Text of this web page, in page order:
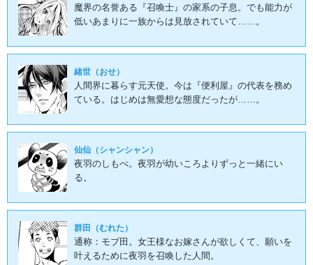
魔界の名誉ある『召喚士』の家系の子息。でも能力が
低いあまりに一族からは見放されていて……。
緒世（おせ）
人間界に暮らす元天使。今は『便利屋』の代表を務め
ている。はじめは無愛想な態度だったが……。
仙仙（シャンシャン）
夜羽のしもべ。夜羽が幼いころよりずっと一緒にい
る。
群田（むれた）
通称：モブ田。女王様なお嫁さんが欲しくて、願いを
叶えるために夜羽を召喚した人間。